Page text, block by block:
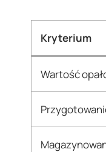
Kryterium
Wartość